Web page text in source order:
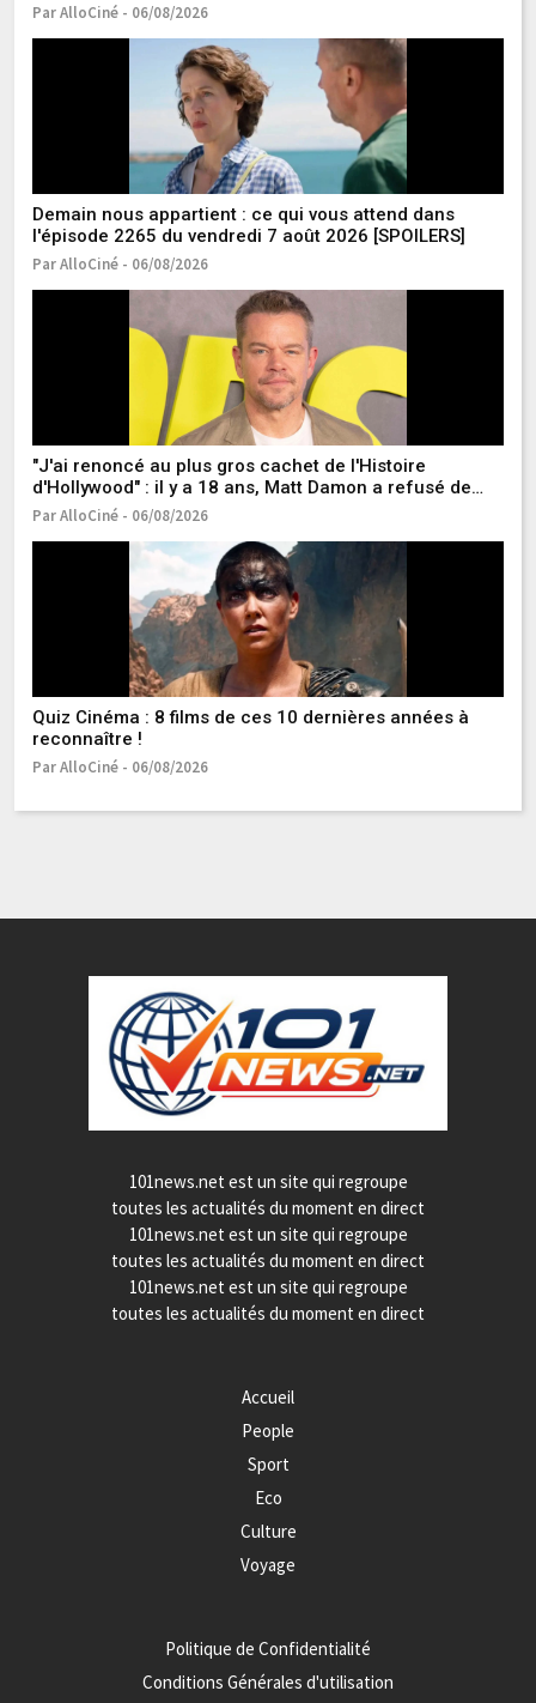
Par AlloCiné - 06/08/2026
Demain nous appartient : ce qui vous attend dans
l'épisode 2265 du vendredi 7 août 2026 [SPOILERS]
Par AlloCiné - 06/08/2026
"J'ai renoncé au plus gros cachet de l'Histoire
d'Hollywood" : il y a 18 ans, Matt Damon a refusé de
jouer dans l'un des meilleurs films de super-héros de
tous les temps
Par AlloCiné - 06/08/2026
Quiz Cinéma : 8 films de ces 10 dernières années à
reconnaître !
Par AlloCiné - 06/08/2026
101news.net est un site qui regroupe
toutes les actualités du moment en direct
101news.net est un site qui regroupe
toutes les actualités du moment en direct
101news.net est un site qui regroupe
toutes les actualités du moment en direct
Accueil
People
Sport
Eco
Culture
Voyage
Politique de Confidentialité
Conditions Générales d'utilisation